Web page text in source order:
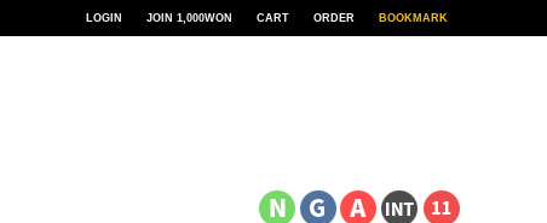
LOGIN JOIN 1,000WON CART ORDER BOOKMARK